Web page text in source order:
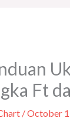
Ft
/October